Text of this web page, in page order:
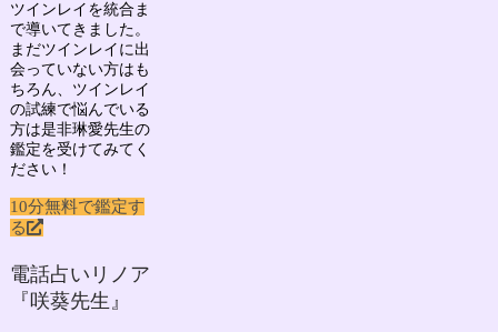
ツインレイを統合ま
で導いてきました。
まだツインレイに出
会っていない方はも
ちろん、ツインレイ
の試練で悩んでいる
方は是非琳愛先生の
鑑定を受けてみてく
ださい！
10分無料で鑑定す
る
電話占いリノア
『咲葵先生』